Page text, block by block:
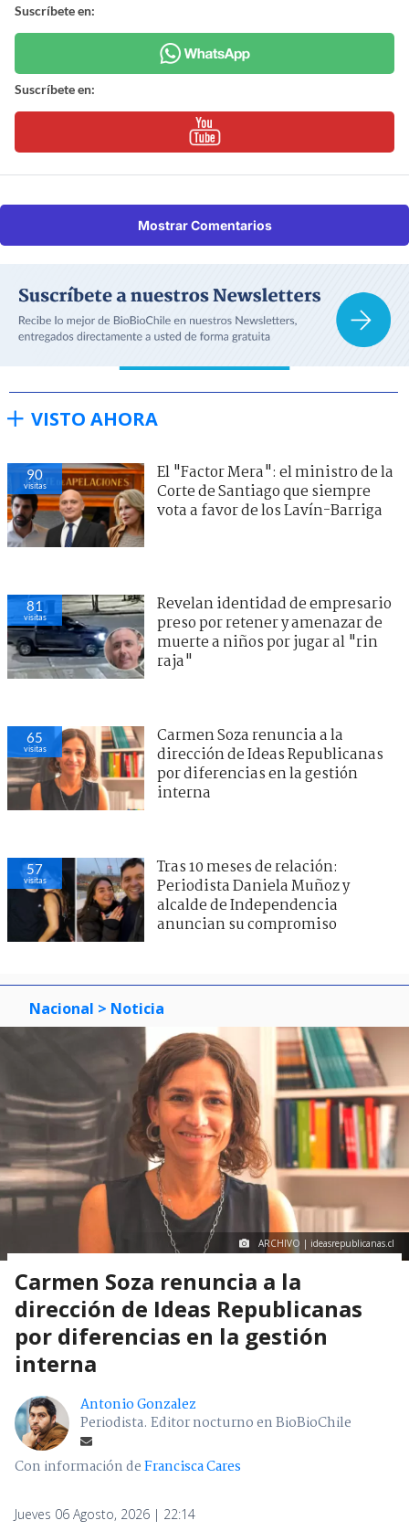
Suscríbete en:
Suscríbete en:
Mostrar Comentarios
VISTO AHORA
90
visitas
El "Factor Mera": el ministro de la
Corte de Santiago que siempre
vota a favor de los Lavín-Barriga
81
visitas
Revelan identidad de empresario
preso por retener y amenazar de
muerte a niños por jugar al "rin
raja"
65
visitas
Carmen Soza renuncia a la
dirección de Ideas Republicanas
por diferencias en la gestión
interna
57
visitas
Tras 10 meses de relación:
Periodista Daniela Muñoz y
alcalde de Independencia
anuncian su compromiso
Nacional > Noticia
ARCHIVO | ideasrepublicanas.cl
Carmen Soza renuncia a la
dirección de Ideas Republicanas
por diferencias en la gestión
interna
Antonio Gonzalez
Periodista. Editor nocturno en BioBioChile
Con información deFrancisca Cares
Jueves 06 Agosto, 2026 | 22:14